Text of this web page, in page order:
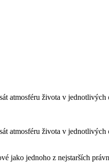
atmosféru života v
atmosféru života v
jako jednoho z nejstarších